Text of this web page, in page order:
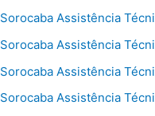
Sorocaba Assistência
Sorocaba Assistência
Sorocaba Assistência
Sorocaba Assistência